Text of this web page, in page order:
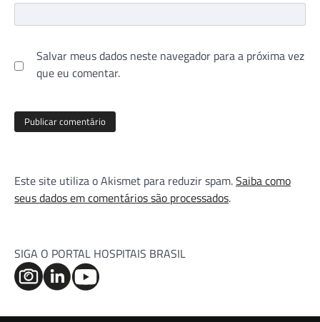
Salvar meus dados neste navegador para a próxima vez
que eu comentar.
Este site utiliza o Akismet para reduzir spam.Saiba como
seus dados em comentários são processados.
SIGA O PORTAL HOSPITAIS BRASIL